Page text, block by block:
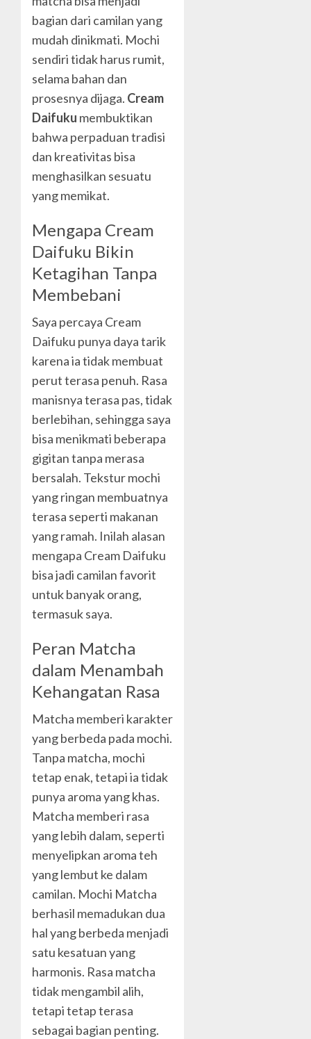
bagian dari camilan yang
mudah dinikmati. Mochi
sendiri tidak harus rumit,
selama bahan dan
prosesnya dijaga. Cream
Daifuku membuktikan
bahwa perpaduan tradisi
dan kreativitas bisa
menghasilkan sesuatu
yang memikat.
Mengapa Cream
Daifuku Bikin
Ketagihan Tanpa
Membebani
Saya percaya Cream
Daifuku punya daya tarik
karena ia tidak membuat
perut terasa penuh. Rasa
manisnya terasa pas, tidak
berlebihan, sehingga saya
bisa menikmati beberapa
gigitan tanpa merasa
bersalah. Tekstur mochi
yang ringan membuatnya
terasa seperti makanan
yang ramah. Inilah alasan
mengapa Cream Daifuku
bisa jadi camilan favorit
untuk banyak orang,
termasuk saya.
Peran Matcha
dalam Menambah
Kehangatan Rasa
Matcha memberi karakter
yang berbeda pada mochi.
Tanpa matcha, mochi
tetap enak, tetapi ia tidak
punya aroma yang khas.
Matcha memberi rasa
yang lebih dalam, seperti
menyelipkan aroma teh
yang lembut ke dalam
camilan. Mochi Matcha
berhasil memadukan dua
hal yang berbeda menjadi
satu kesatuan yang
harmonis. Rasa matcha
tidak mengambil alih,
tetapi tetap terasa
sebagai bagian penting.